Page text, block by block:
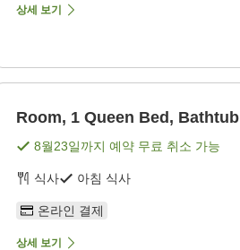
상세 보기
Room, 1 Queen Bed, Bathtub
8월23일까지 예약 무료 취소 가능
식사 아침 식사
온라인 결제
상세 보기